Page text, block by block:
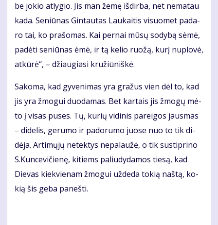
be jo­kio at­ly­gio. Jis man že­mę iš­dir­ba, net ne­ma­tau
ka­da. Se­niū­nas Gin­tau­tas Lau­kai­tis vi­suo­met pa­da­
ro tai, ko pra­šo­mas. Kai per­nai mū­sų so­dy­bą sė­mė,
pa­dė­ti se­niū­nas ėmė, ir tą ke­lio ruo­žą, ku­rį nu­plo­vė,
at­kū­rė“, – džiau­gia­si kru­žiū­niš­kė.
Sa­ko­ma, kad gy­ve­ni­mas yra gra­žus vien dėl to, kad
jis yra žmo­gui duo­da­mas. Bet kar­tais jis žmo­gų mė­
to į vi­sas pu­ses. Tų, ku­rių vi­di­nis pa­rei­gos jaus­mas
– di­de­lis, ge­ru­mo ir pa­do­ru­mo juo­se nuo to tik di­
dė­ja. Ar­ti­mų­jų ne­tek­tys ne­pa­lau­žė, o tik su­stip­ri­no
S.Kun­ce­vi­čie­nę, ki­tiems pa­liu­dy­da­mos tie­są, kad
Die­vas kiek­vie­nam žmo­gui už­de­da to­kią naš­tą, ko­
kią šis ge­ba pa­neš­ti.